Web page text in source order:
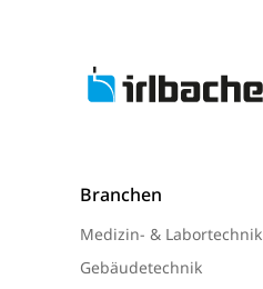
Branchen
Medizin- & Labortechnik
Gebäudetechnik